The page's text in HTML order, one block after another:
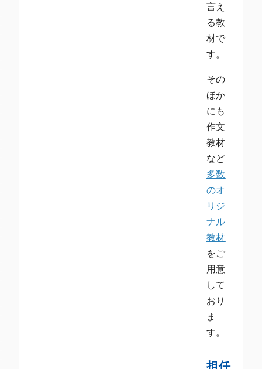
言え
る教
材で
す。
その
ほか
にも
作文
教材
など
多数
のオ
リジ
ナル
教材
をご
用意
して
おり
ま
す。